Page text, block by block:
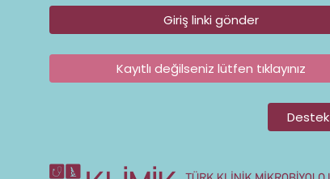
Giriş linki gönder
Kayıtlı değilseniz lütfen tıklayınız
Destek